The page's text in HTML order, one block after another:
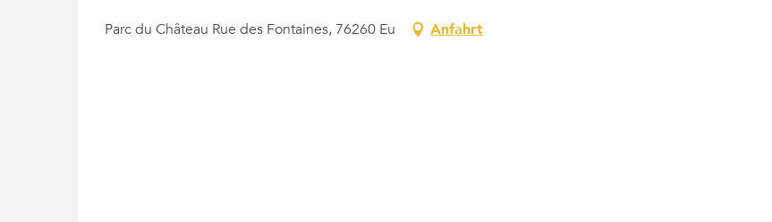
Parc du Château Rue des Fontaines, 76260 Eu Anfahrt